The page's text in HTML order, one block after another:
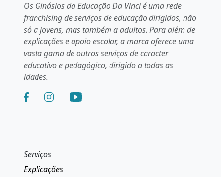
Os Ginásios da Educação Da Vinci é uma rede
franchising de serviços de educação dirigidos, não
só a jovens, mas também a adultos. Para além de
explicações e apoio escolar, a marca oferece uma
vasta gama de outros serviços de caracter
educativo e pedagógico, dirigido a todas as
idades.
Serviços
Explicações